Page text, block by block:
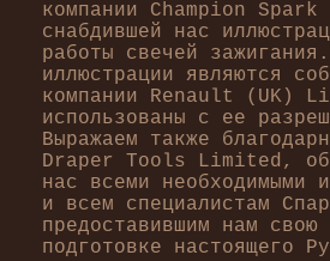
компании Champion Spark
снабдившей нас
работы свечей
иллюстрации являются
компании Renault (UK)
использованы с ее
Выражаем также
Draper Tools Limited,
нас всеми необходимыми
и всем специалистам
предоставившим нам свою
подготовке настоящего